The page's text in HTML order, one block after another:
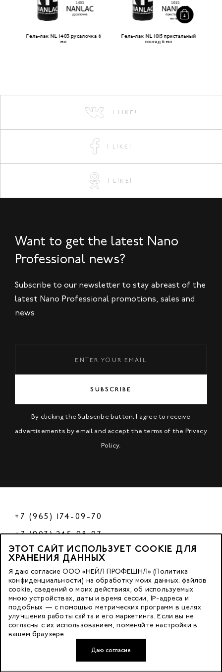
Гель-лак NL 1403 русалочка 6
мл
Гель-лак NL 1015 пристальный
взгляд 6 мл
I LIKE!
I LIKE!
I LIKE!
Want to get the latest Nano
Professional news?
Subscribe to our newsletter to stay abreast of the
latest Nano Professional promotions, sales and
news
SUBSCRIBE
By clicking the Subscribe button, I agree to receive
advertisements by email and accept the terms of the Privacy
Policy.
+7 (965) 174-09-70
+7 (903) 245-98-97
РФ
© 2023 Nano Prof
Developed by FACE FAMILY
117342, Russia, Moscow, Butlerova Street. 17, «BC Neo Geo»
floor 3, office 3079
ЭТОТ САЙТ ИСПОЛЬЗУЕТ COOKIE ДЛЯ
ХРАНЕНИЯ ДАННЫХ
Я даю согласие ООО «НЕЙЛ ПРОФЕШНЛ» (Политика
конфиденциальности) на обработку моих данных: файлов
cookie, сведений о моих действиях, об используемых
мною устройствах, даты и время сессии, IP-адреса и
подобных — с помощью метрических программ в целях
улучшения работы сайта и его маркетинга. Если вы не
согласны с их использованием, поменяйте настройки в
вашем браузере.
Даю согласие